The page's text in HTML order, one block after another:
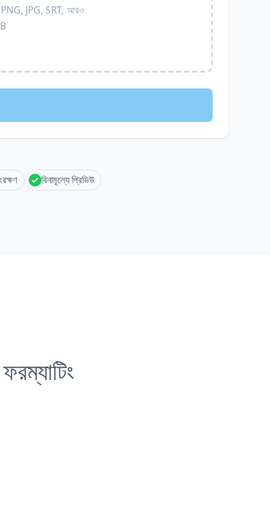
JPG, SRT, আরও
বিনামূল্যে প্রিভিউ